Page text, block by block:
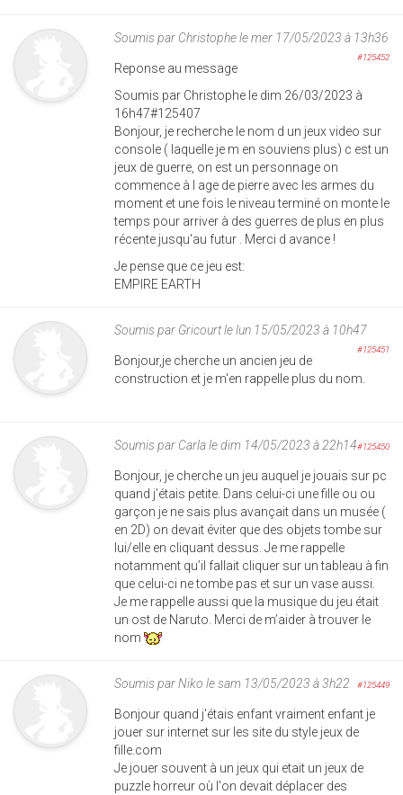
Soumis par Christophele mer 17/05/2023 à 13h36
#125452
Reponse au message
Soumis par Christophe le dim 26/03/2023 à
16h47#125407
Bonjour, je recherche le nom d un jeux video sur
console ( laquelle je m en souviens plus) c est un
jeux de guerre, on est un personnage on
commence à l age de pierre avec les armes du
moment et une fois le niveau terminé on monte le
temps pour arriver à des guerres de plus en plus
récente jusqu'au futur . Merci d avance !
Je pense que ce jeu est:
EMPIRE EARTH
Soumis par Gricourtle lun 15/05/2023 à 10h47
#125451
Bonjour,je cherche un ancien jeu de
construction et je m'en rappelle plus du nom.
Soumis par Carlale dim 14/05/2023 à 22h14#125450
Bonjour, je cherche un jeu auquel je jouais sur pc
quand j’étais petite. Dans celui-ci une fille ou ou
garçon je ne sais plus avançait dans un musée (
en 2D) on devait éviter que des objets tombe sur
lui/elle en cliquant dessus. Je me rappelle
notamment qu’il fallait cliquer sur un tableau à fin
que celui-ci ne tombe pas et sur un vase aussi.
Je me rappelle aussi que la musique du jeu était
un ost de Naruto. Merci de m’aider à trouver le
nom
Soumis parNiko le sam 13/05/2023 à 3h22 #125449
Bonjour quand j'étais enfant vraiment enfant je
jouer sur internet sur les site du style jeux de
fille.com
Je jouer souvent à un jeux qui etait un jeux de
puzzle horreur où l'on devait déplacer des